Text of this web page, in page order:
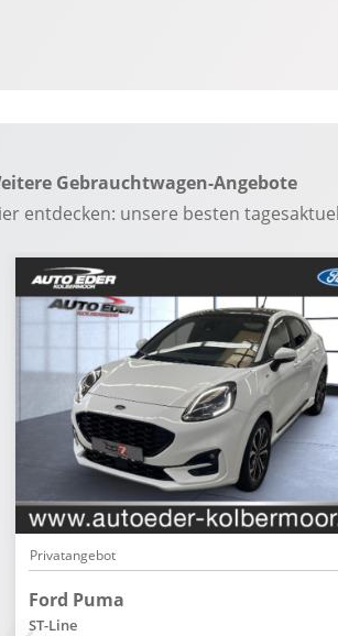
Gebrauchtwagen-Angebote
entdecken: unsere besten
Privatangebot
Ford Puma
ST-Line